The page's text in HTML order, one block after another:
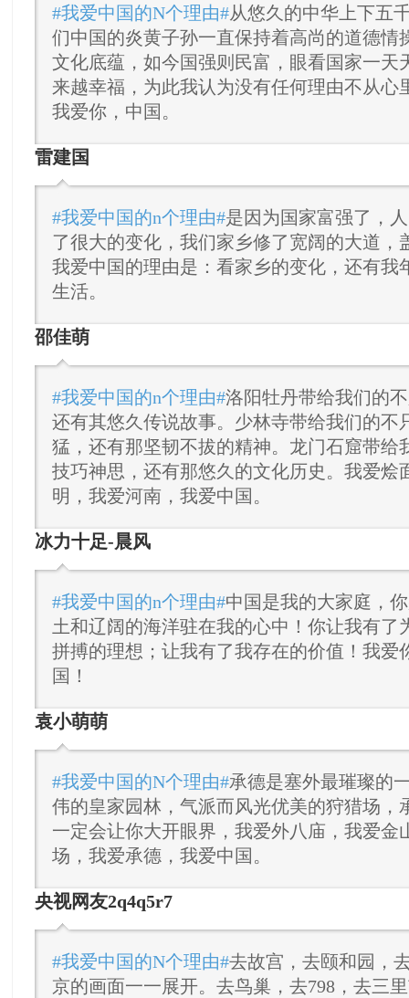
#我爱中国的N个理由#从悠久的中华上下五
们中国的炎黄子孙一直保持着高尚的道德情
文化底蕴，如今国强则民富，眼看国家一天
来越幸福，为此我认为没有任何理由不从心
我爱你，中国。
雷建国
#我爱中国的n个理由#是因为国家富强了，
了很大的变化，我们家乡修了宽阔的大道，
我爱中国的理由是：看家乡的变化，还有我
生活。
邵佳萌
#我爱中国的n个理由#洛阳牡丹带给我们的
还有其悠久传说故事。少林寺带给我们的不
猛，还有那坚韧不拔的精神。龙门石窟带给
技巧神思，还有那悠久的文化历史。我爱烩
明，我爱河南，我爱中国。
冰力十足-晨风
#我爱中国的n个理由#中国是我的大家庭，
土和辽阔的海洋驻在我的心中！你让我有了
拼搏的理想；让我有了我存在的价值！我
国！
袁小萌萌
#我爱中国的N个理由#承德是塞外最璀璨的
伟的皇家园林，气派而风光优美的狩猎场，
一定会让你大开眼界，我爱外八庙，我爱金
场，我爱承德，我爱中国。
央视网友2q4q5r7
#我爱中国的N个理由#去故宫，去颐和园，
京的画面一一展开。去鸟巢，去798，去三